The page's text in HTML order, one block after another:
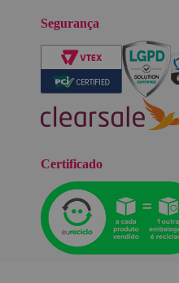
Segurança
Certificado